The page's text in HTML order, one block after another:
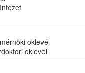
oklevél
oklevél